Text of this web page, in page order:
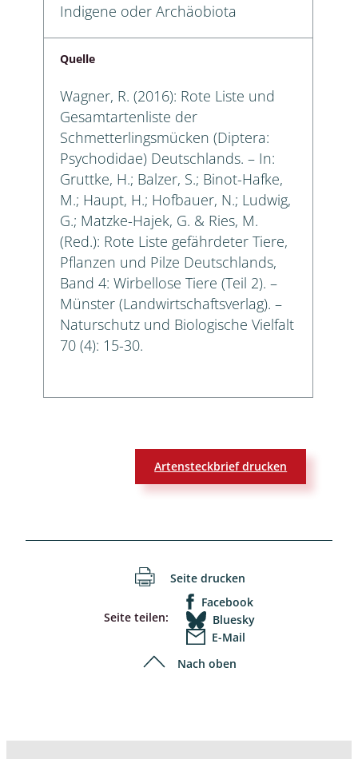
Indigene oder Archäobiota
Quelle
Wagner, R. (2016): Rote Liste und
Gesamtartenliste der
Schmetterlingsmücken (Diptera:
Psychodidae) Deutschlands. – In:
Gruttke, H.; Balzer, S.; Binot-Hafke,
M.; Haupt, H.; Hofbauer, N.; Ludwig,
G.; Matzke-Hajek, G. & Ries, M.
(Red.): Rote Liste gefährdeter Tiere,
Pflanzen und Pilze Deutschlands,
Band 4: Wirbellose Tiere (Teil 2). –
Münster (Landwirtschaftsverlag). –
Naturschutz und Biologische Vielfalt
70 (4): 15-30.
Artensteckbrief drucken
Seite drucken
Seite teilen:
Facebook
Bluesky
E-Mail
Nach oben